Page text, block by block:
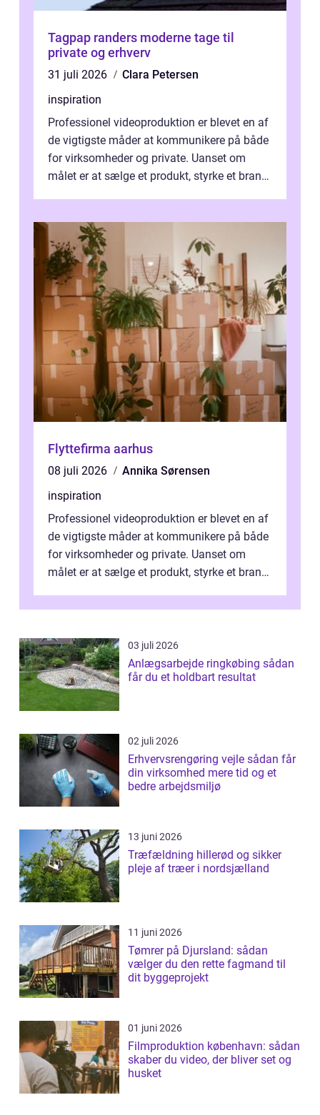
Tagpap randers moderne tage til
private og erhverv
31 juli 2026
Clara Petersen
inspiration
Professionel videoproduktion er blevet en af
de vigtigste måder at kommunikere på både
for virksomheder og private. Uanset om
målet er at sælge et produkt, styrke et brand,
Flyttefirma aarhus
08 juli 2026
Annika Sørensen
inspiration
Professionel videoproduktion er blevet en af
de vigtigste måder at kommunikere på både
for virksomheder og private. Uanset om
målet er at sælge et produkt, styrke et brand,
03 juli 2026
Anlægsarbejde ringkøbing sådan
får du et holdbart resultat
02 juli 2026
Erhvervsrengøring vejle sådan får
din virksomhed mere tid og et
bedre arbejdsmiljø
13 juni 2026
Træfældning hillerød og sikker
pleje af træer i nordsjælland
11 juni 2026
Tømrer på Djursland: sådan
vælger du den rette fagmand til
dit byggeprojekt
01 juni 2026
Filmproduktion københavn: sådan
skaber du video, der bliver set og
husket